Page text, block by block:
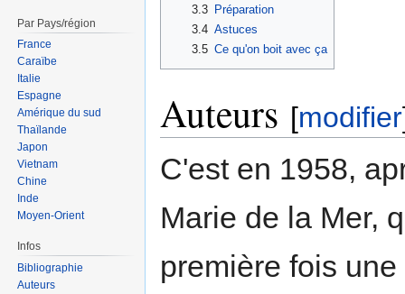
3.3
Préparation
3.4 Astuces
3.5 Ce qu'on boit avec ça
Auteurs [modifier
C'est en 1958,
Marie de la Mer,
première fois
Par Pays/région
France
Caraïbe
Italie
Espagne
Amérique du sud
Thaïlande
Japon
Vietnam
Chine
Inde
Moyen-Orient
Infos
Bibliographie
Auteurs